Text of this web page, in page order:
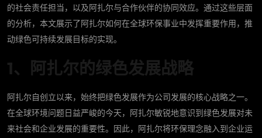
的社会责任担当，以及阿扎尔与合作伙伴的协同效应。通过这些层面
的分析，本文展示了阿扎尔如何在全球环保事业中发挥重要作用，推
动绿色可持续发展目标的实现。
1、阿扎尔的绿色发展战略
阿扎尔自创立以来，始终把绿色发展作为公司发展的核心战略之一。
在全球环境问题日益严峻的今天，阿扎尔敏锐地意识到绿色发展对未
来社会和企业发展的重要性。因此，阿扎尔将环保理念融入到企业运